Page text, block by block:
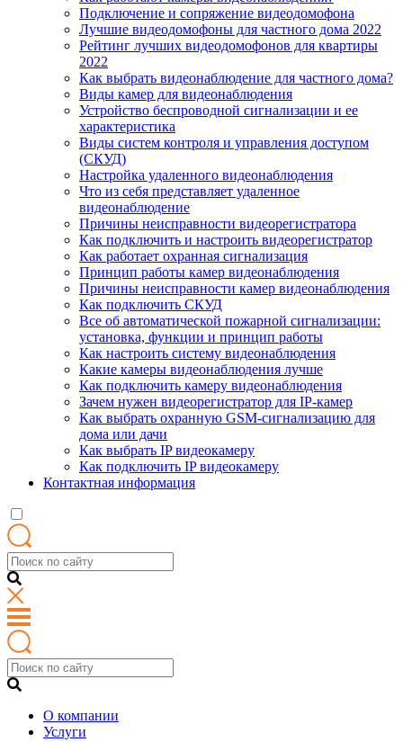
Подключение и сопряжение видеодомофона
Лучшие видеодомофоны для частного дома 2022
Рейтинг лучших видеодомофонов для квартиры
2022
Как выбрать видеонаблюдение для частного дома?
Виды камер для видеонаблюдения
Устройство беспроводной сигнализации и ее
характеристика
Виды систем контроля и управления доступом
(СКУД)
Настройка удаленного видеонаблюдения
Что из себя представляет удаленное
видеонаблюдение
Причины неисправности видеорегистратора
Как подключить и настроить видеорегистратор
Как работает охранная сигнализация
Принцип работы камер видеонаблюдения
Причины неисправности камер видеонаблюдения
Как подключить СКУД
Все об автоматической пожарной сигнализации:
установка, функции и принцип работы
Как настроить систему видеонаблюдения
Какие камеры видеонаблюдения лучше
Как подключить камеру видеонаблюдения
Зачем нужен видеорегистратор для IP-камер
Как выбрать охранную GSM-сигнализацию для
дома или дачи
Как выбрать IP видеокамеру
Как подключить IP видеокамеру
Контактная информация
О компании
Услуги